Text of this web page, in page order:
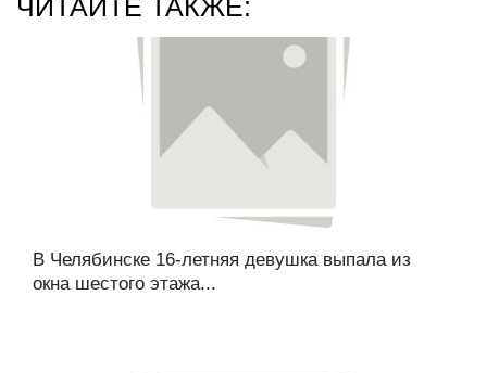
В Челябинске 16-летняя девушка выпала из
окна шестого этажа...